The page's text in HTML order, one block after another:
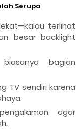
Serupa
terlihat
besar backlight
bagian
TV sendiri karena
agar